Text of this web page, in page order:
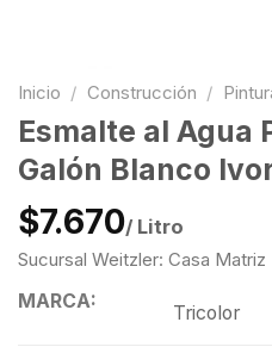
Inicio / Construcción /
Esmalte al Agua
Galón Blanco
$7.670/ Litro
Sucursal Weitzler: Casa Matriz
MARCA:
Tricolor